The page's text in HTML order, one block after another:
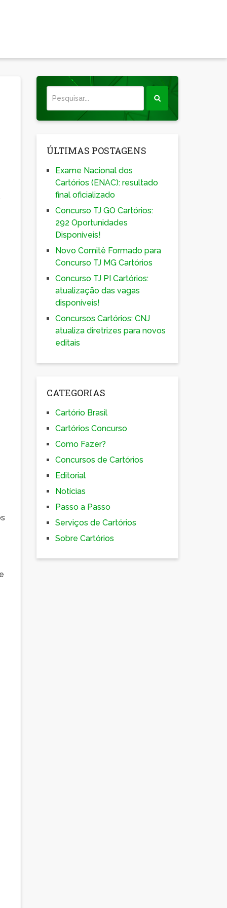
ÚLTIMAS POSTAGENS
Exame Nacional dos
Cartórios (ENAC): resultado
final oficializado
Concurso TJ GO Cartórios:
292 Oportunidades
Disponíveis!
Novo Comitê Formado para
Concurso TJ MG Cartórios
Concurso TJ PI Cartórios:
atualização das vagas
disponíveis!
Concursos Cartórios: CNJ
atualiza diretrizes para novos
editais
CATEGORIAS
Cartório Brasil
Cartórios Concurso
Como Fazer?
Concursos de Cartórios
Editorial
Notícias
Passo a Passo
Serviços de Cartórios
Sobre Cartórios